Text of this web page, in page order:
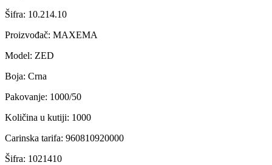
Šifra: 10.214.10
Proizvođač: MAXEMA
Model: ZED
Boja: Crna
Pakovanje: 1000/50
Količina u kutiji: 1000
Carinska tarifa: 960810920000
Šifra: 1021410